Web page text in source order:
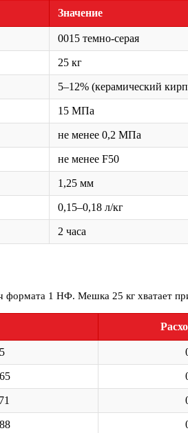
Значение
0015 темно-серая
25 кг
5–12% (керамический
15 МПа
не менее 0,2 МПа
не менее F50
1,25 мм
0,15–0,18 л/кг
2 часа
формата 1 НФ. Мешка 25 кг хватает